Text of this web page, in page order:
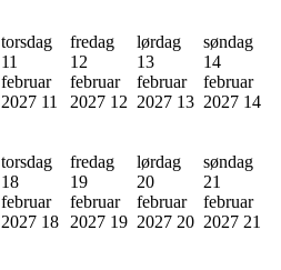
torsdag
11
februar
2027 11
fredag
12
februar
2027 12
lørdag
13
februar
2027 13
søndag
14
februar
2027 14
torsdag
18
februar
2027 18
fredag
19
februar
2027 19
lørdag
20
februar
2027 20
søndag
21
februar
2027 21